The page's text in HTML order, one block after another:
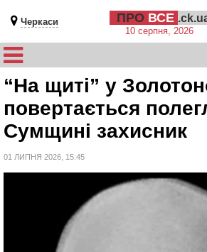
Черкаси ПРО ВСЕ
10 серпня, 2026
“На щиті” у
повертається
Сумщині захисник
01 ЛИПНЯ 2026, 15:45